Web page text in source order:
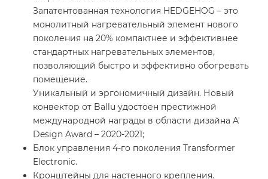
Запатентованная технология HEDGEHOG – это
монолитный нагревательный элемент нового
поколения на 20% компактнее и эффективнее
стандартных нагревательных элементов,
позволяющий быстро и эффективно обогревать
помещение.
Уникальный и эргономичный дизайн. Новый
конвектор от Ballu удостоен престижной
международной награды в области дизайна A'
Design Award – 2020-2021;
Блок управления 4-го поколения Transformer
Electronic.
Кронштейны для настенного крепления.